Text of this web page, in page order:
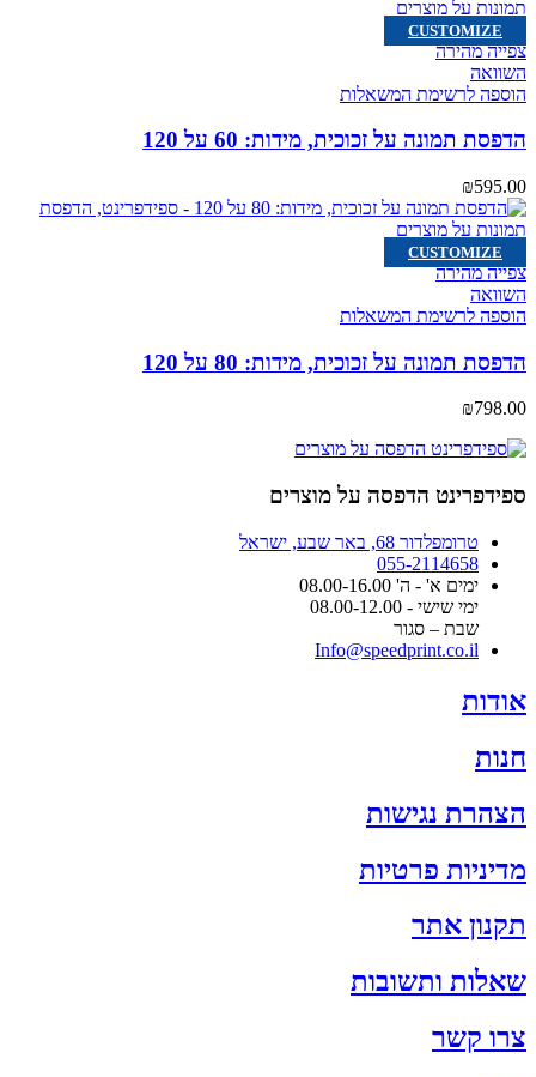
CUSTOMIZE
צפייה מהירה
השוואה
הוספה לרשימת המשאלות
הדפסת תמונה על זכוכית, מידות: 60 על 120
₪595.00
CUSTOMIZE
צפייה מהירה
השוואה
הוספה לרשימת המשאלות
הדפסת תמונה על זכוכית, מידות: 80 על 120
₪798.00
ספידפרינט הדפסה על מוצרים
טרומפלדור 68, באר שבע, ישראל
055-2114658
ימים א' - ה' 08.00-16.00
ימי שישי - 08.00-12.00
שבת – סגור
Info@speedprint.co.il
אודות
חנות
הצהרת נגישות
מדיניות פרטיות
תקנון אתר
שאלות ותשובות
צרו קשר